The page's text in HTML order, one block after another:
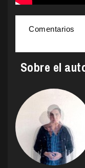
Comentarios
Sobre el